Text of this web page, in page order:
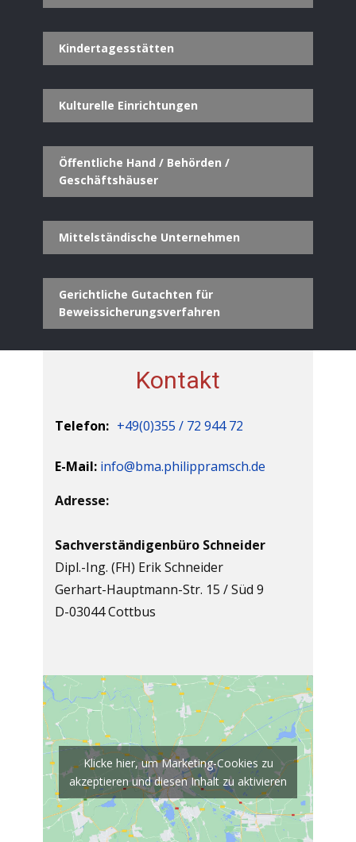
Kindertagesstätten
Kulturelle Einrichtungen
Öffentliche Hand / Behörden /
Geschäftshäuser
Mittelständische Unternehmen
Gerichtliche Gutachten für
Beweissicherungsverfahren
Kontakt
Telefon: +49(0)355 / 72 944 72
E-Mail: info@bma.philippramsch.de
Adresse:
Sachverständigenbüro Schneider
Dipl.-Ing. (FH) Erik Schneider
Gerhart-Hauptmann-Str. 15 / Süd 9
D-03044 Cottbus
Klicke hier, um Marketing-Cookies zu
akzeptieren und diesen Inhalt zu aktivieren